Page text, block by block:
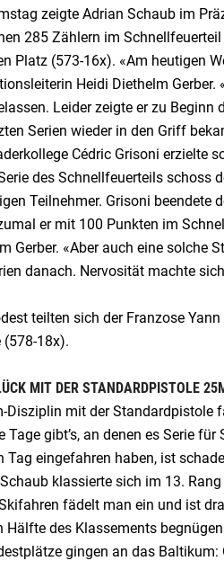
zeigte Adrian Schaub im
285 Zählern im
Platz (573-16x). «Am heutigen
Heidi Diethelm
Leider zeigte er zu Beginn
Serien wieder in den Griff
Cédric Grisoni erzielte
des Schnellfeuerteils schoss
Teilnehmer. Grisoni
er mit 100 Punkten im
Gerber. «Aber auch eine solche
danach. Nervosität machte
teilten sich der Franzose
18x).
MIT DER STANDARDPISTOLE
Disziplin mit der Standardpistole
Tage gibt’s, an denen es Serie
Tag eingefahren haben, ist
klassierte sich im 13.
fädelt man ein und ist
Hälfte des Klassements
gingen an das Baltikum: